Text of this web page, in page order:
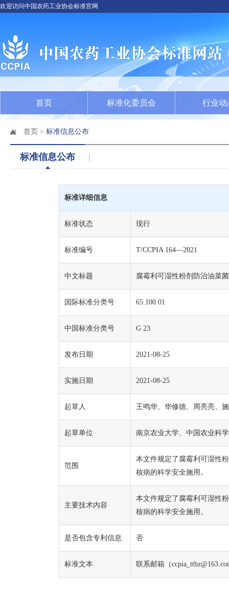
欢迎访问中国农药工业协会标准官网
首页 标准化委员会 行业动
首页 > 标准信息公布
标准信息公布
标准详细信息
标准状态 现行
标准编号 T/CCPIA 164—2021
中文标题 腐霉利可湿性粉剂防治油菜
国际标准分类号 65.100.01
中国标准分类号 G 23
发布日期 2021-08-25
实施日期 2021-08-25
起草人 王鸣华、华修德、周亮亮、
起草单位 南京农业大学、中国农业科
范围
本文件规定了腐霉利可湿性
核病的科学安全施用。
主要技术内容
本文件规定了腐霉利可湿性
核病的科学安全施用。
是否包含专利信息 否
标准文本 联系邮箱（